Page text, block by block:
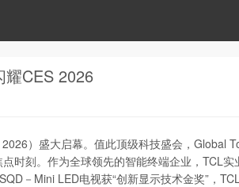
CES 2026
）盛大启幕。值此顶级科技盛会，Global
时刻。作为全球领先的智能终端企业，TCL实
－Mini LED电视获“创新显示技术金奖”，